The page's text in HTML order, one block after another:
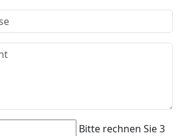
Bitte rechnen Sie 3